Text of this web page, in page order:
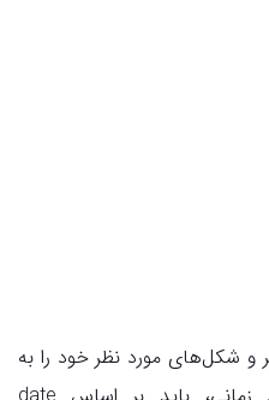
و شکل‌های مورد نظر خود را به